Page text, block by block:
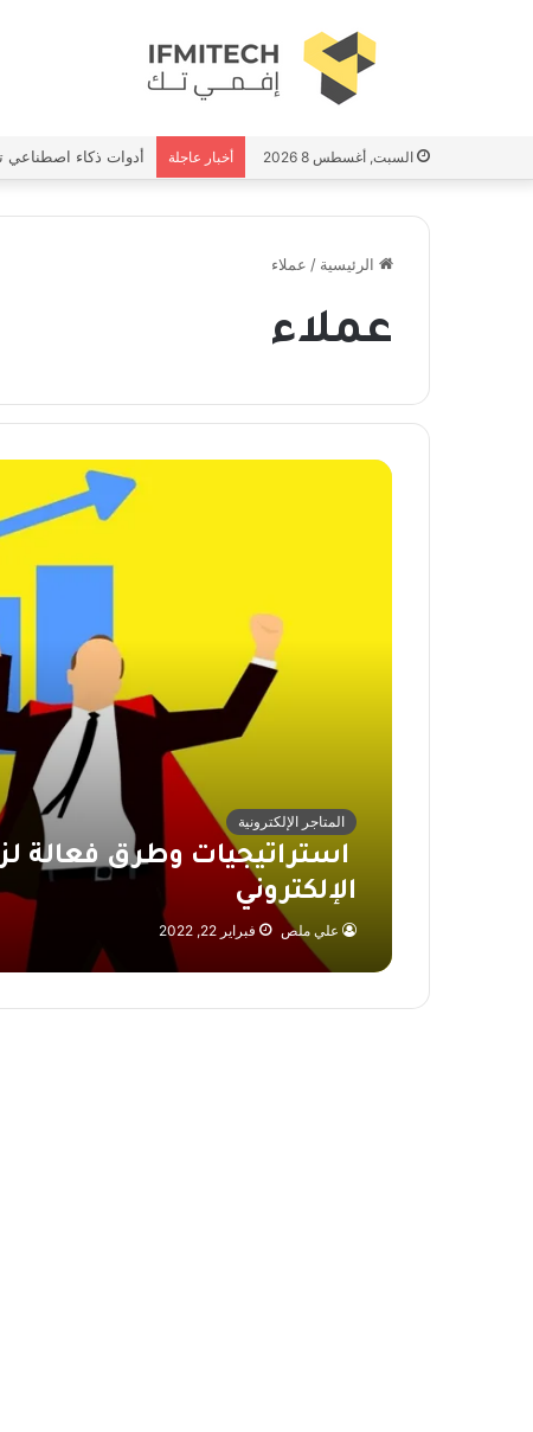
السبت, أغسطس 8 2026 أخبار عاجلة أدوات ذكاء اصطناعي
الرئيسية / عملاء
عملاء
المتاجر الإلكترونية
استراتيجيات وطرق فعالة
الإلكتروني
علي ملص فبراير 22, 2022